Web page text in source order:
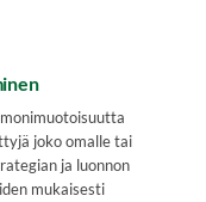
joko omalle tai
ja luonnon
mukaisesti